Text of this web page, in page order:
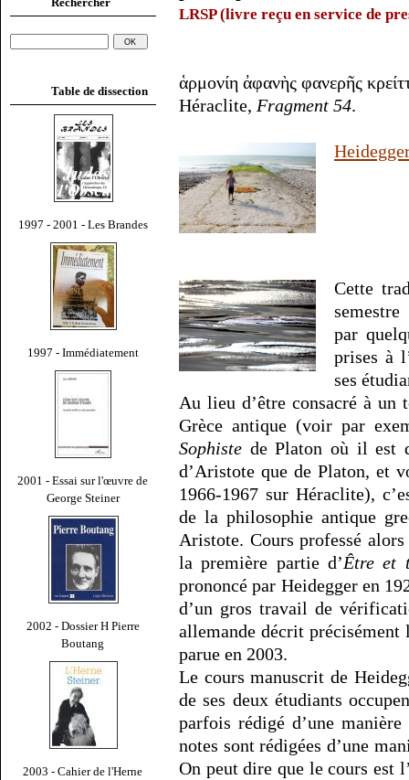
Table de dissection
1997 - 2001 - Les Brandes
1997 - Immédiatement
2001 - Essai sur l'œuvre de
George Steiner
2002 - Dossier H Pierre
Boutang
2003 - Cahier de l'Herne
LRSP (livre reçu en service de
ἁρμονίη ἀφανὴς φανερῆς
Héraclite, Fragment 54.
Cette
par
prises à
ses
Au lieu d’être consacré à
Grèce antique (voir par
Sophiste de Platon où il est
d’Aristote que de Platon, et
1966-1967 sur Héraclite),
de la philosophie antique
Aristote. Cours professé
la première partie d’Être et
prononcé par Heidegger en
d’un gros travail de
allemande décrit précisément
parue en 2003.
Le cours manuscrit de
de ses deux étudiants
parfois rédigé d’une
notes sont rédigées d’une
On peut dire que le cours est